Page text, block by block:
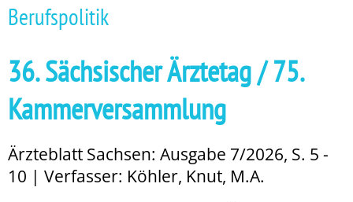
Berufspolitik
36. Sächsischer Ärztetag / 75.
Kammerversammlung
Ärzteblatt Sachsen: Ausgabe 7/2026, S. 5 -
10 | Verfasser: Köhler, Knut, M.A.